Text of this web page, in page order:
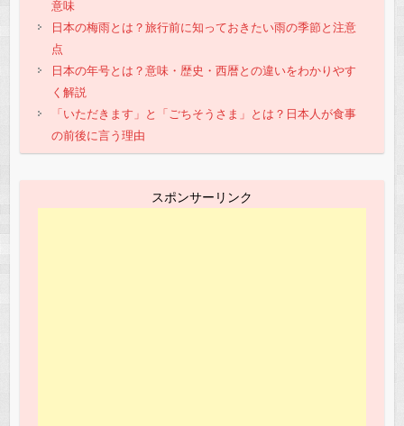
意味
日本の梅雨とは？旅行前に知っておきたい雨の季節と注意
点
日本の年号とは？意味・歴史・西暦との違いをわかりやす
く解説
「いただきます」と「ごちそうさま」とは？日本人が食事
の前後に言う理由
スポンサーリンク